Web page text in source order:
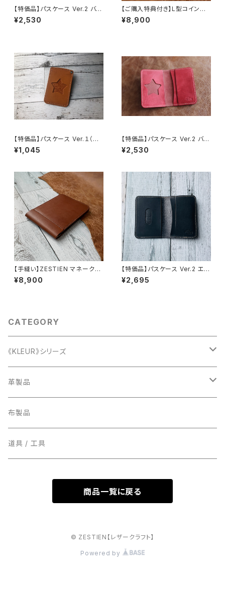
【特価品】パスケース Ver.2 バッ
カス（ スターブルー）（送料無料）
¥2,530
【ご購入特典付き】L型コインパ
ース《KLEUR》ミニ（アイスブル
ー）
¥8,900
【特価品】パスケース Ver.１（キ
ャメル）（送料無料）
¥1,045
【特価品】パスケース Ver.2 バッ
カス（ スター/レッド）（送料無
料）
¥2,530
【手縫い】ZESTIEN マネークリ
ップ (BRN)
¥8,900
【特価品】パスケース Ver.2 エル
バマット（nero）（送料無料）
¥2,695
CATEGORY
《KLEUR》シリーズ
ミニ
スタンダード
革製品
お財布
マネークリップ
布製品
道具 / 工具
商品一覧に戻る
© ZESTIEN【レザークラフト】
Powered by